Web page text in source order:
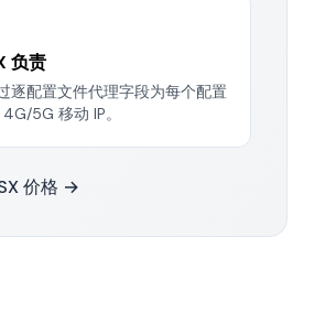
负责
逐配置文件代理字段为每个配置
5G 移动 IP。
价格 →